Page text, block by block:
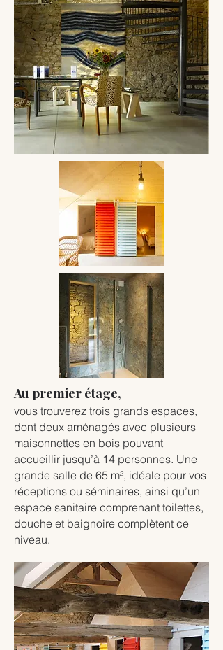
Au premier étage,
vous trouverez trois grands espaces,
dont deux aménagés avec plusieurs
maisonnettes en bois pouvant
accueillir jusqu’à 14 personnes. Une
grande salle de 65 m², idéale pour vos
réceptions ou séminaires, ainsi qu’un
espace sanitaire comprenant toilettes,
douche et baignoire complètent ce
niveau.